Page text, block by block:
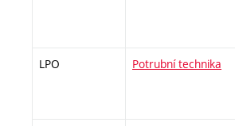
LPO Potrubní technika